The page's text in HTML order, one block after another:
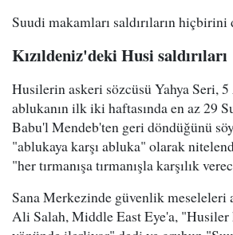
Suudi makamları saldırıların hiçbirini
Kızıldeniz'deki Husi saldırıları
Husilerin askeri sözcüsü Yahya Seri,
ablukanın ilk iki haftasında en az 29
Babu'l Mendeb'ten geri döndüğünü
"ablukaya karşı abluka" olarak
"her tırmanışa tırmanışla karşılık
Sana Merkezinde güvenlik meseleleri
Ali Salah, Middle East Eye'a, "Husiler